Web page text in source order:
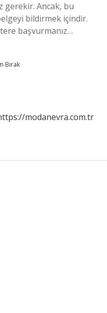
gerekir. Ancak, bu
bildirmek içindir.
başvurmanız…
Bırak
modanevra.com.tr